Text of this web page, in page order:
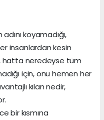
koyamadığı,
insanlardan kesin
hatta neredeyse tüm
için, onu hemen her
kılan nedir,
bir kısmına